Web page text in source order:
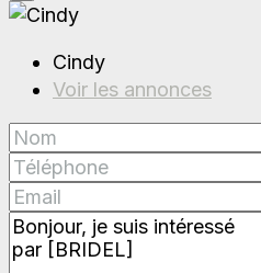
Cindy
Voir les annonces